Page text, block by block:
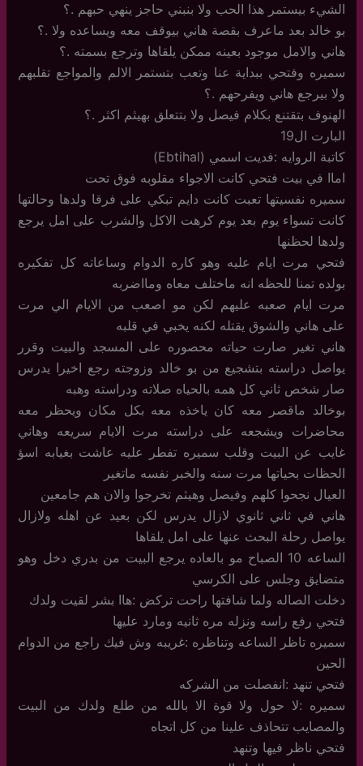
الشيء بيستمر هذا الحب ولا بنبني حاجز ينهي حبهم .؟
بو خالد بعد ماعرف بقصة هاني بيوقف معه ويساعده ولا .؟
هاني والامل موجود بعينه ممكن يلقاها وترجع بسمته .؟
سميره وفتحي ببداية عنا وتعب بتستمر الالم والمواجع تقلبهم
ولا بيرجع هاني ويفرحهم .؟
الهنوف بتقتنع بكلام فيصل ولا بتتعلق بهيثم اكثر .؟
البارت ال19
كاتبة الروايه :فديت اسمي (Ebtihal)
اماا في بيت فتحي كانت الاجواء مقلوبه فوق تحت
سميره نفسيتها تعبت كانت دايم تبكي على فرقا ولدها وحالتها
كانت تسواء يوم بعد يوم كرهت الاكل والشرب على امل يرجع
ولدها لحظنها
فتحي مرت ايام عليه وهو كاره الدوام وساعاته كل تفكيره
بولده تمنا للحظه انه ماختلف معاه ومااضربه
مرت ايام صعبه عليهم لكن مو اصعب من الايام الي مرت
على هاني والشوق يقتله لكنه يخبي في قلبه
هاني تغير صارت حياته محصوره على المسجد والبيت وقرر
يواصل دراسته بتشجيع من بو خالد وزوجته رجع اخيرا يدرس
صار شخص ثاني كل همه بالحياه صلاته ودراسته وهبه
بوخالد ماقصر معه كان ياخذه معه بكل مكان ويحظر معه
محاضرات ويشجعه على دراسته مرت الايام سريعه وهاني
غايب عن البيت وقلب سميره تفطر عليه عاشت بغيابه اسؤ
الحظات بحياتها مرت سنه والخبر نفسه ماتغير
العيال نجحوا كلهم وفيصل وهيثم تخرجوا والان هم جامعين
هاني في ثاني ثانوي لازال يدرس لكن بعيد عن اهله ولازال
يواصل رحلة البحث عنها على امل يلقاها
الساعه 10 الصباح مو بالعاده يرجع البيت من بدري دخل وهو
متضايق وجلس على الكرسي
دخلت الصاله ولما شافتها راحت تركض :هاا بشر لقيت ولدك
فتحي رفع راسه ونزله مره ثانيه ومارد عليها
سميره تاظر الساعه وتناظره :غريبه وش فيك راجع من الدوام
الحين
فتحي تنهد :انفصلت من الشركه
سميره :لا حول ولا قوة الا بالله من طلع ولدك من البيت
والمصايب تتحاذف علينا من كل اتجاه
فتحي ناظر فيها وتنهد